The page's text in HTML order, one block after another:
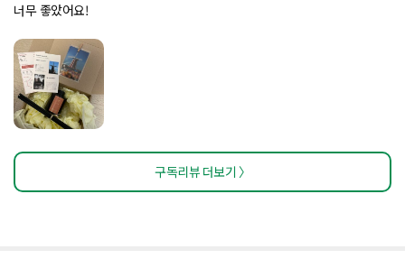
너무 좋았어요!
구독리뷰 더보기 〉